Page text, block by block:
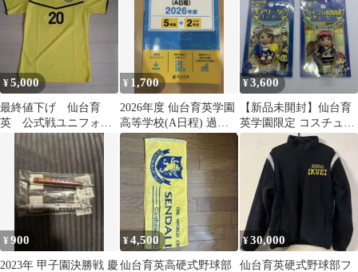
¥5,000
最終値下げ 仙台育
英 公式戦ユニフォー
¥ 1,700
2026年度 仙台育英学園
高等学校(A日程) 過去
問題集
¥3,600
【新品未開封】仙台育
英学園限定 コスチュー
ムキューピー 2点セッ
¥900
2023年 甲子園決勝戦 慶
¥4,500
仙台育英高硬式野球部
¥30,000
仙台育英硬式野球部フ